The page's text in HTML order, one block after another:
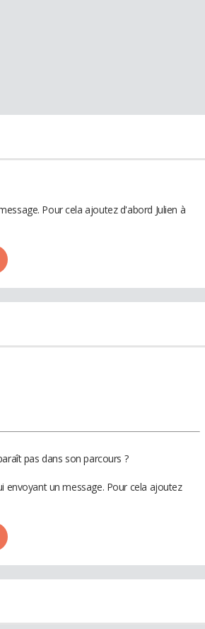
Pour cela ajoutez d'abord Julien à
pas dans son parcours ?
envoyant un message. Pour cela ajoutez